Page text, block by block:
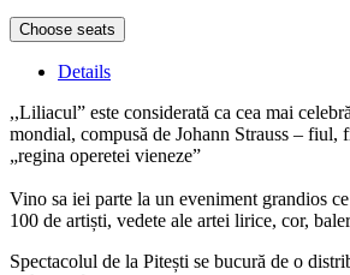
Choose seats
Details
,,Liliacul” este considerată ca cea mai
mondial, compusă de Johann Strauss – fiul,
„regina operetei vieneze”
Vino sa iei parte la un eveniment grandios ce
100 de artiști, vedete ale artei lirice, cor,
Spectacolul de la Pitești se bucură de o